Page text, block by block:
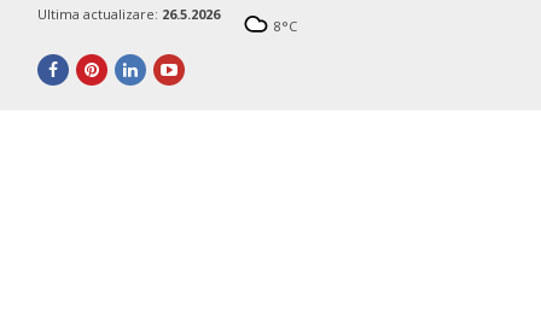
Ultima actualizare: 26.5.2026
8°C